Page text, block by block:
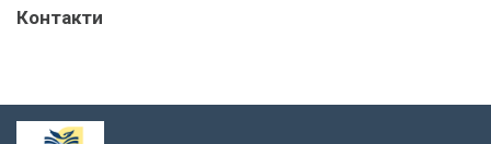
Контакти